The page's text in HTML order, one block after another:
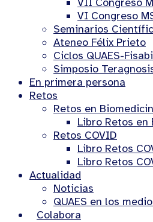
VI Congreso
Seminarios
Ateneo Félix Prieto
Ciclos QUAES-
Simposio
En primera persona
Retos
Retos en
Libro Retos en
Retos COVID
Libro Retos
Libro Retos
Actualidad
Noticias
QUAES en los
Colabora